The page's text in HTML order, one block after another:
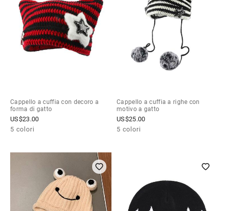
Cappello a cuffia con decoro a
forma di gatto
US$23.00
5 colori
Cappello a cuffia a righe con
motivo a gatto
US$25.00
5 colori